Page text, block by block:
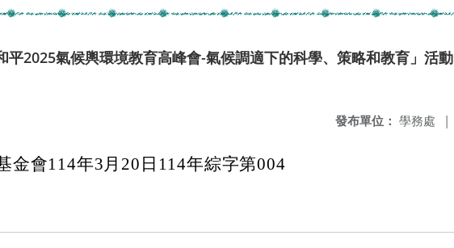
平2025氣候輿環境教育高峰會-氣候調適下的科學、策略和教育」活動
發布單位： 學務處 |
金會114年3月20日114年綜字第004